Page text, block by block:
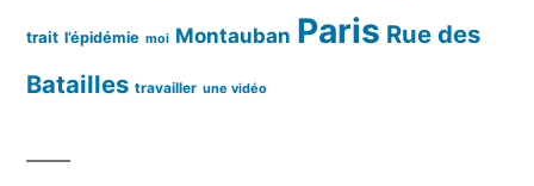
trait l’épidémie moi Montauban Paris Rue des
Batailles travailler une vidéo